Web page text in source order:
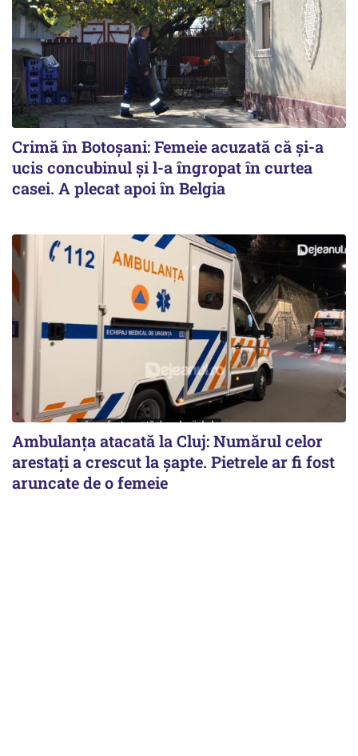
Crimă în Botoșani: Femeie acuzată că și-a
ucis concubinul și l-a îngropat în curtea
casei. A plecat apoi în Belgia
Ambulanța atacată la Cluj: Numărul celor
arestați a crescut la șapte. Pietrele ar fi fost
aruncate de o femeie